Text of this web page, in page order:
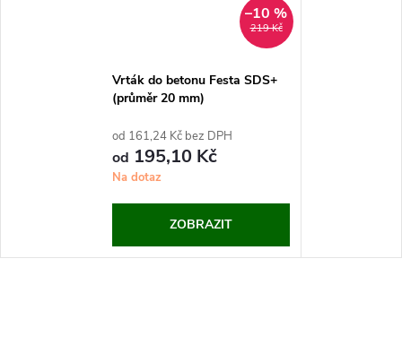
219 Kč
–10 %
Vrták do betonu Festa SDS+
(průměr 20 mm)
od 161,24 Kč bez DPH
od 195,10 Kč
Na dotaz
ZOBRAZIT